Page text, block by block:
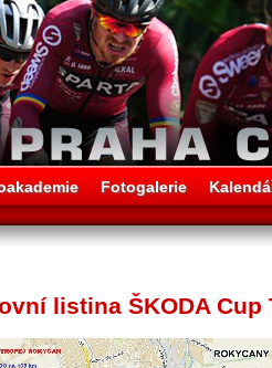
Fotogalerie
listina ŠKODA